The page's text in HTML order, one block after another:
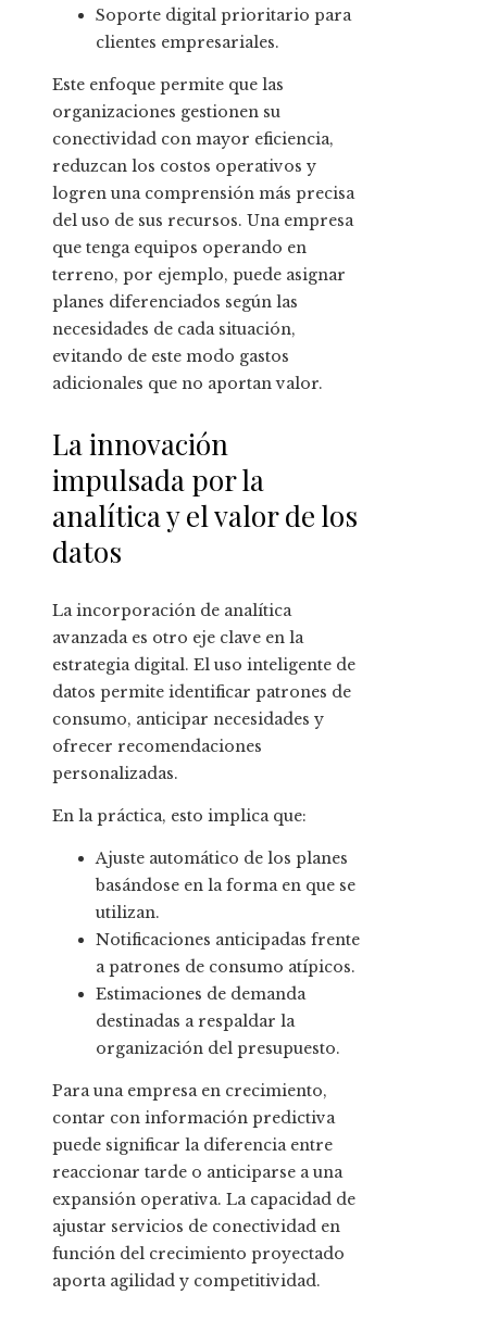
Soporte digital prioritario para
clientes empresariales.
Este enfoque permite que las
organizaciones gestionen su
conectividad con mayor eficiencia,
reduzcan los costos operativos y
logren una comprensión más precisa
del uso de sus recursos. Una empresa
que tenga equipos operando en
terreno, por ejemplo, puede asignar
planes diferenciados según las
necesidades de cada situación,
evitando de este modo gastos
adicionales que no aportan valor.
La innovación
impulsada por la
analítica y el valor de los
datos
La incorporación de analítica
avanzada es otro eje clave en la
estrategia digital. El uso inteligente de
datos permite identificar patrones de
consumo, anticipar necesidades y
ofrecer recomendaciones
personalizadas.
En la práctica, esto implica que:
Ajuste automático de los planes
basándose en la forma en que se
utilizan.
Notificaciones anticipadas frente
a patrones de consumo atípicos.
Estimaciones de demanda
destinadas a respaldar la
organización del presupuesto.
Para una empresa en crecimiento,
contar con información predictiva
puede significar la diferencia entre
reaccionar tarde o anticiparse a una
expansión operativa. La capacidad de
ajustar servicios de conectividad en
función del crecimiento proyectado
aporta agilidad y competitividad.